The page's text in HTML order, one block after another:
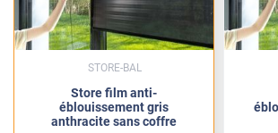
Store film anti-
éblouissement gris
anthracite sans coffre
STORE-BAL